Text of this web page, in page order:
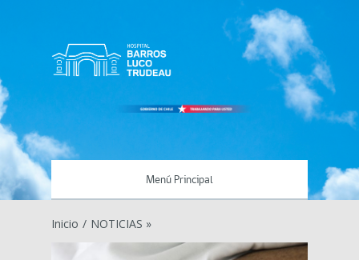
Menú Principal
Inicio / NOTICIAS »